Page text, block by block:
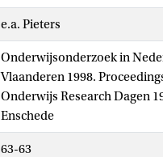
e.a. Pieters
Onderwijsonderzoek in
Vlaanderen 1998.
Onderwijs Research Dagen
Enschede
63-63